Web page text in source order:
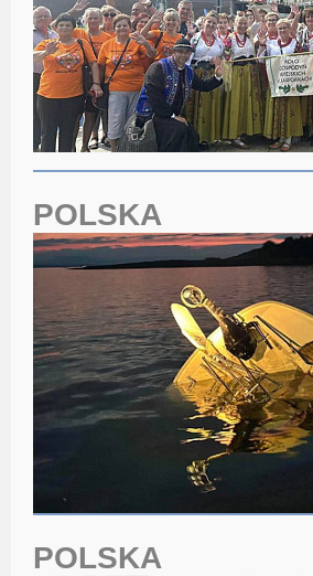
POLSKA
POLSKA